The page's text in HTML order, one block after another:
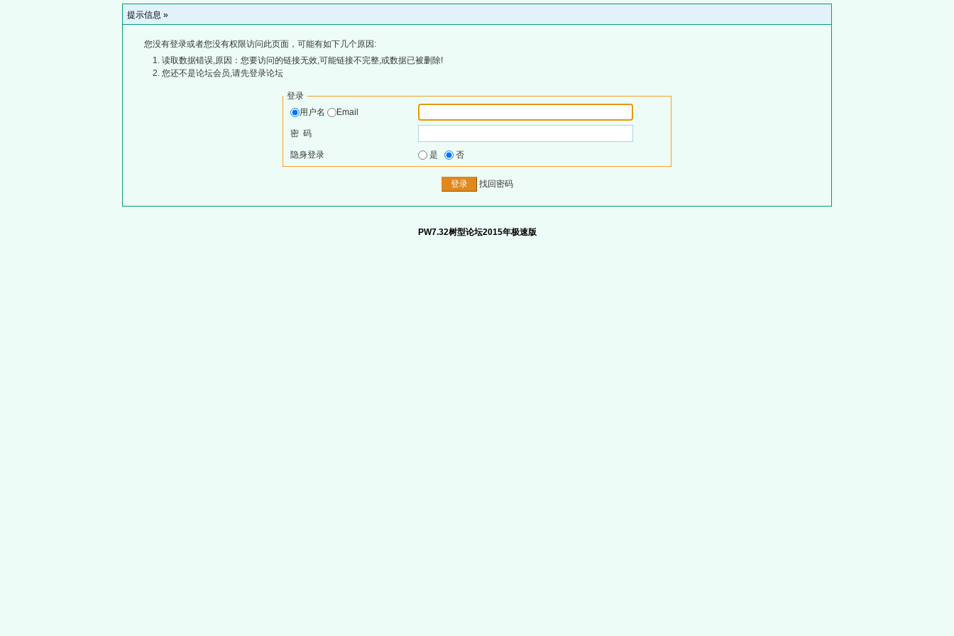
提示信息 »
您没有登录或者您没有权限访问此页面，可能有如下几个原因:
读取数据错误,原因：您要访问的链接无效,可能链接不完整,或数据已被删除!
您还不是论坛会员,请先登录论坛
登录
用户名
Email
密 码
隐身登录 是 否
找回密码
PW7.32树型论坛2015年极速版